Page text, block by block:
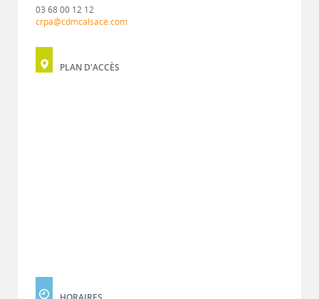
03 68 00 12 12
crpa@cdmcalsace.com
PLAN D'ACCÈS